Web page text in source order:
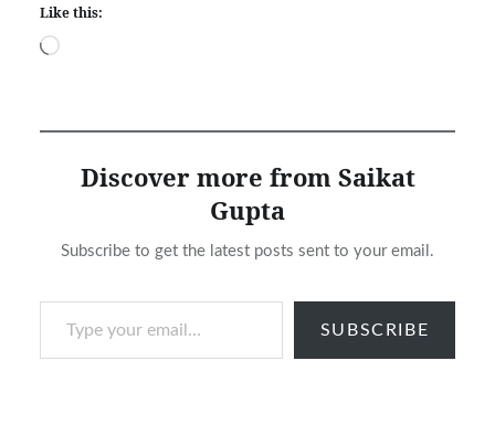
Like this:
Loading…
Discover more from Saikat
Gupta
Subscribe to get the latest posts sent to your email.
Type your email…
SUBSCRIBE